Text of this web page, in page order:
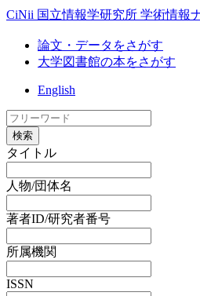
CiNii 国立情報学研究所 学術情報
論文・データをさがす
大学図書館の本をさがす
English
検索
タイトル
人物/団体名
著者ID/研究者番号
所属機関
ISSN